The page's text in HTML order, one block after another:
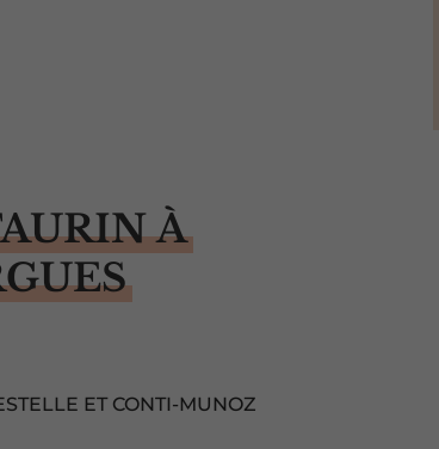
À
ET CONTI-MUNOZ